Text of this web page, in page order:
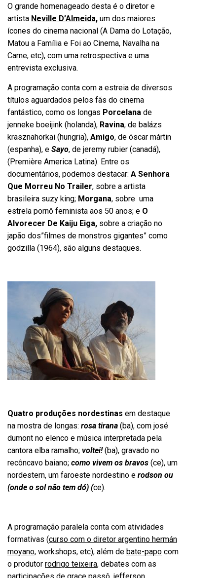
O grande homenageado desta é o diretor e
artista Neville D’Almeida, um dos maiores
ícones do cinema nacional (A Dama do Lotação,
Matou a Família e Foi ao Cinema, Navalha na
Carne, etc), com uma retrospectiva e uma
entrevista exclusiva.
A programação conta com a estreia de diversos
títulos aguardados pelos fãs do cinema
fantástico, como os longas Porcelana de
jenneke boeijink (holanda), Ravina, de balázs
krasznahorkai (hungria), Amigo, de óscar mártin
(espanha), e Sayo, de jeremy rubier (canadá),
(Première America Latina). Entre os
documentários, podemos destacar: A Senhora
Que Morreu No Trailer, sobre a artista
brasileira suzy king; Morgana, sobre uma
estrela pornô feminista aos 50 anos; e O
Alvorecer De Kaiju Eiga, sobre a criação no
japão dos”filmes de monstros gigantes” como
godzilla (1964), são alguns destaques.
Quatro produções nordestinas em destaque
na mostra de longas: rosa tirana (ba), com josé
dumont no elenco e música interpretada pela
cantora elba ramalho; voltei!(ba), gravado no
recôncavo baiano; como vivem os bravos (ce), um
nordestern, um faroeste nordestino e rodson ou
(onde o sol não tem dó) (ce).
A programação paralela conta com atividades
formativas (curso com o diretor argentino hermán
moyano, workshops, etc), além de bate-papo com
o produtor rodrigo teixeira, debates com as